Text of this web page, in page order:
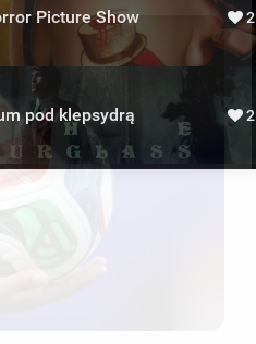
Picture Show 2
pod klepsydrą 2
World Cup 2026